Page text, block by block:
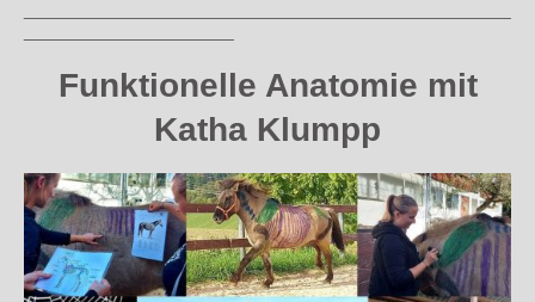
Funktionelle Anatomie mit
Katha Klumpp